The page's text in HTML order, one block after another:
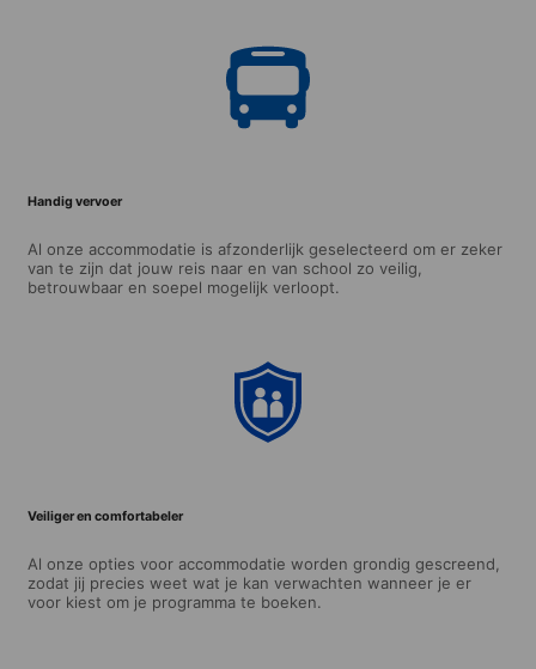
Handig vervoer
Al onze accommodatie is afzonderlijk geselecteerd om er zeker
van te zijn dat jouw reis naar en van school zo veilig,
betrouwbaar en soepel mogelijk verloopt.
Veiliger en comfortabeler
Al onze opties voor accommodatie worden grondig gescreend,
zodat jij precies weet wat je kan verwachten wanneer je er
voor kiest om je programma te boeken.